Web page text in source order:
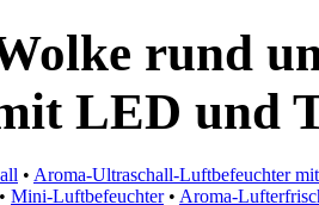
rund
LED und
• Aroma-Ultraschall-Luftbefeuchter
• Mini-Luftbefeuchter• Aroma-